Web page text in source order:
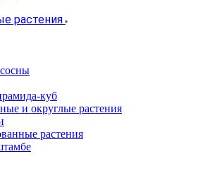
растения
куб
и округлые растения
растения